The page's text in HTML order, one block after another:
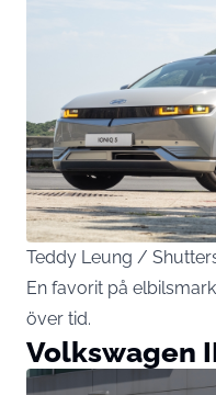
Teddy Leung /
En favorit på
över tid.
Volkswagen